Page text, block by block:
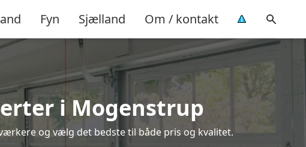
Fyn Sjælland Om / kontakt
i Mogenstrup
og vælg det bedste til både pris og kvalitet.